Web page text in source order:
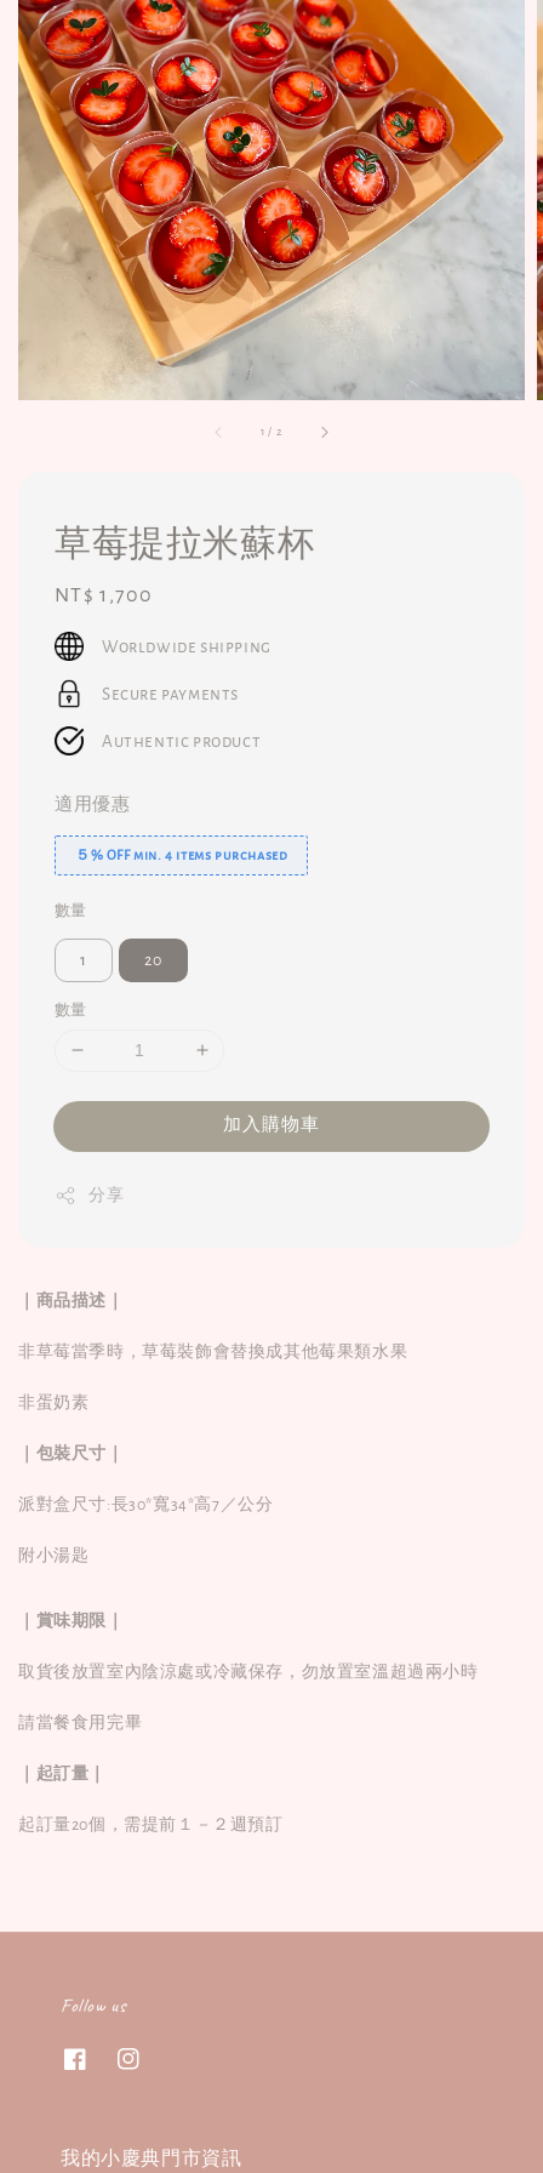
1 / 2
草莓提拉米蘇杯
Regular
price
NT$ 1,700
Worldwide shipping
Secure payments
Authentic product
適用優惠
５% OFF min. 4 items purchased
數量
1 20
數量
加入購物車
分享
｜商品描述｜
非草莓當季時，草莓裝飾會替換成其他莓果類水果
非蛋奶素
｜包裝尺寸｜
派對盒尺寸:長30*寬34*高7／公分
附小湯匙
｜賞味期限｜
取貨後放置室內陰涼處或冷藏保存，勿放置室溫超過兩小時
請當餐食用完畢
｜起訂量｜
起訂量20個，需提前１－２週預訂
Follow us
我的小慶典門市資訊